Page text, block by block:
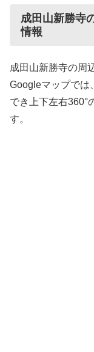
成田山新勝寺
情報
成田山新勝寺の周
Googleマップでは
でき上下左右360°
す。